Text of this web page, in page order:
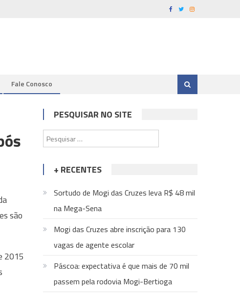
Fale Conosco
são
2015
PESQUISAR NO SITE
por:
+ RECENTES
Sortudo de Mogi das Cruzes leva R$ 48 mil
na Mega-Sena
Mogi das Cruzes abre inscrição para 130
vagas de agente escolar
Páscoa: expectativa é que mais de 70 mil
passem pela rodovia Mogi-Bertioga